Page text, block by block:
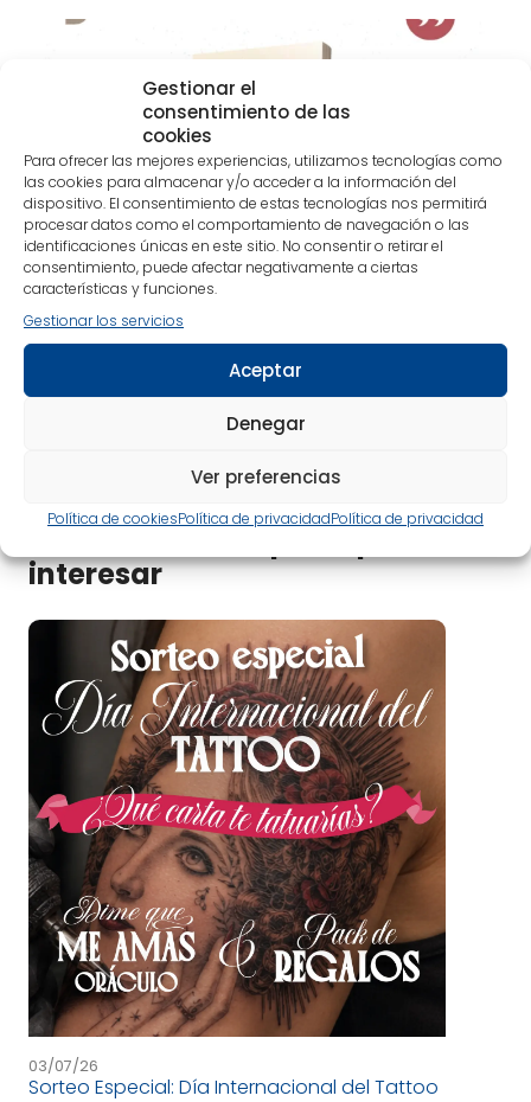
Gestionar el
consentimiento de las
cookies
Para ofrecer las mejores experiencias, utilizamos tecnologías como
las cookies para almacenar y/o acceder a la información del
dispositivo. El consentimiento de estas tecnologías nos permitirá
procesar datos como el comportamiento de navegación o las
identificaciones únicas en este sitio. No consentir o retirar el
consentimiento, puede afectar negativamente a ciertas
características y funciones.
Gestionar los servicios
Aceptar
Denegar
Ver preferencias
Política de cookiesPolítica de privacidadPolítica de privacidad
Facebook
Otras entradas que te pueden
interesar
03/07/26
Sorteo Especial: Día Internacional del Tattoo